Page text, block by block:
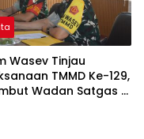
Wasev Tinjau
TMMD Ke-129,
Wadan Satgas di